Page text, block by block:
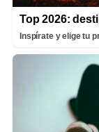
Top 2026:
Inspírate y elige tu